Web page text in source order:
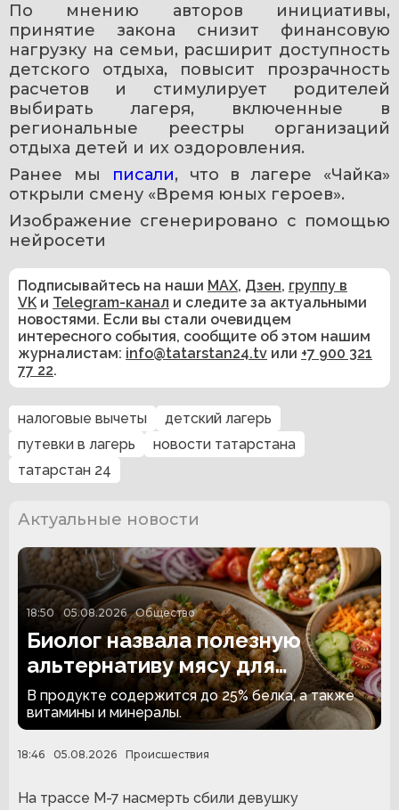
По мнению авторов инициативы,
принятие закона снизит финансовую
нагрузку на семьи, расширит доступность
детского отдыха, повысит прозрачность
расчетов и стимулирует родителей
выбирать лагеря, включенные в
региональные реестры организаций
отдыха детей и их оздоровления.
Ранее мы
писали, что в лагере «Чайка»
открыли смену «Время юных героев».
Изображение сгенерировано с помощью
нейросети
Подписывайтесь на наши MAX, Дзен, группу в
VK и Telegram-канал и следите за актуальными
новостями. Если вы стали очевидцем
интересного события, сообщите об этом нашим
журналистам: info@tatarstan24.tv или +7 900 321
77 22.
налоговые вычеты
детский лагерь
путевки в лагерь
новости татарстана
татарстан 24
Актуальные новости
18:50 05.08.2026 Общество
Биолог назвала полезную
альтернативу мясу для
вегетарианцев
В продукте содержится до 25% белка, а также
витамины и минералы.
18:46 05.08.2026 Происшествия
На трассе М-7 насмерть сбили девушку